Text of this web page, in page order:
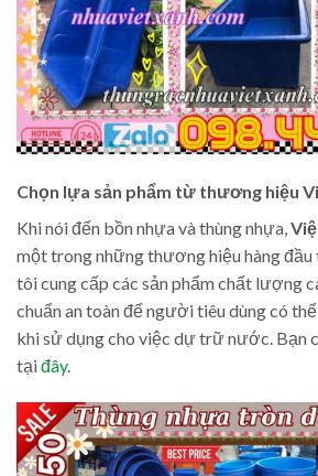
Chọn lựa sản phẩm từ thương hiệu
Khi nói đến bồn nhựa và thùng nhựa,
một trong những thương hiệu hàng
tôi cung cấp các sản phẩm chất lượng
chuẩn an toàn để người tiêu dùng có
khi sử dụng cho việc dự trữ nước. Bạn
tạiđây.